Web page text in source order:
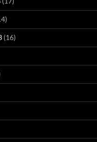
(16)